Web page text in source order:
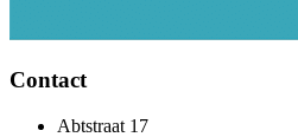
Contact
Abtstraat 17